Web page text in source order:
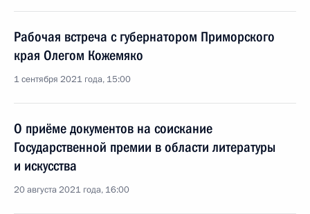
Рабочая встреча с губернатором Приморского
края Олегом Кожемяко
1 сентября 2021 года, 15:00
О приёме документов на соискание
Государственной премии в области литературы
и искусства
20 августа 2021 года, 16:00